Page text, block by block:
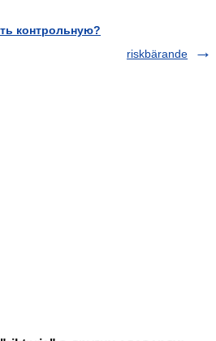
контрольную?
riskbärande